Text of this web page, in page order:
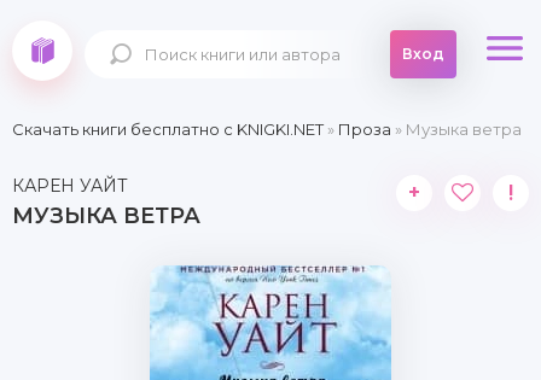
Вход
Скачать книги бесплатно c KNIGKI.NET» Проза » Музыка ветра
КАРЕН УАЙТ
МУЗЫКА ВЕТРА
+ !